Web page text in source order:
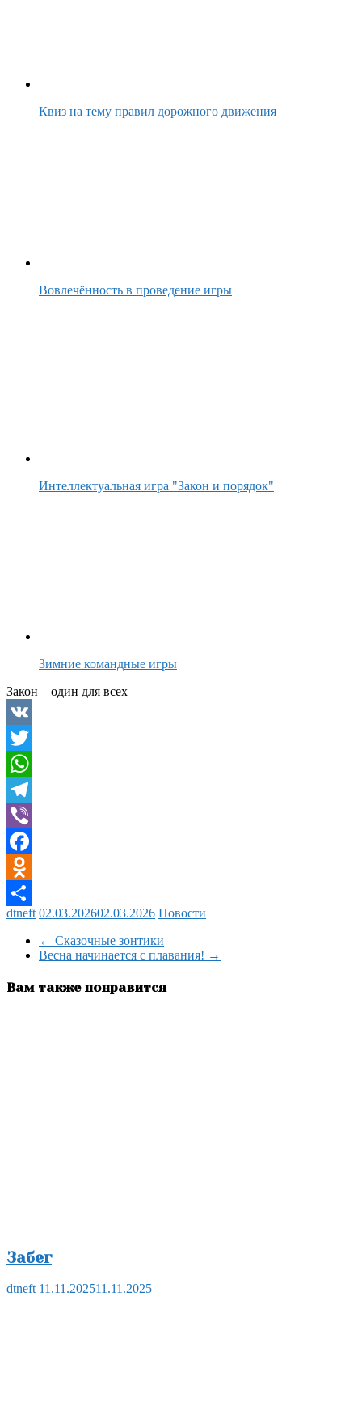
Квиз на тему правил дорожного движения
Вовлечённость в проведение игры
Интеллектуальная игра "Закон и порядок"
Зимние командные игры
Закон – один для всех
VK
Twitter
WhatsApp
Telegram
Viber
Facebook
Odnoklassniki
Отправить
dtneft 02.03.202602.03.2026 Новости
← Сказочные зонтики
Весна начинается с плавания! →
Вам также понравится
Забег
dtneft 11.11.202511.11.2025